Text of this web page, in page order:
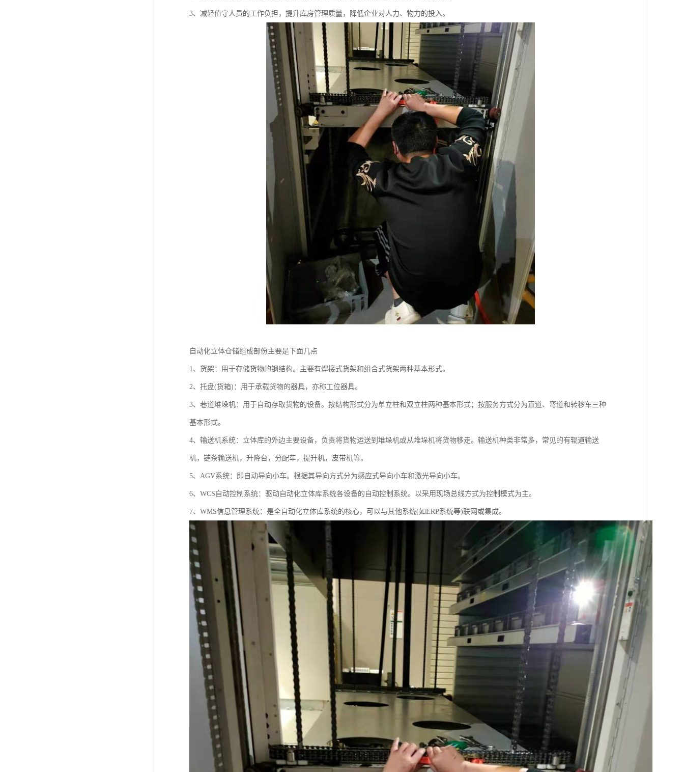
3、减轻值守人员的工作负担，提升库房管理质量，降低企业对人力、物力的投入。
自动化立体仓储组成部份主要是下面几点
1、货架：用于存储货物的钢结构。主要有焊接式货架和组合式货架两种基本形式。
2、托盘(货箱)：用于承载货物的器具，亦称工位器具。
3、巷道堆垛机：用于自动存取货物的设备。按结构形式分为单立柱和双立柱两种基本形式；按服务方式分为直道、弯道和转移车三种
基本形式。
4、输送机系统：立体库的外边主要设备，负责将货物运送到堆垛机或从堆垛机将货物移走。输送机种类非常多，常见的有辊道输送
机，链条输送机，升降台，分配车，提升机，皮带机等。
5、AGV系统：即自动导向小车。根据其导向方式分为感应式导向小车和激光导向小车。
6、WCS自动控制系统：驱动自动化立体库系统各设备的自动控制系统。以采用现场总线方式为控制模式为主。
7、WMS信息管理系统：是全自动化立体库系统的核心，可以与其他系统(如ERP系统等)联网或集成。